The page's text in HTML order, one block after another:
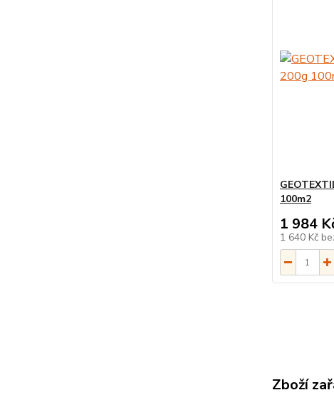
100m2
1 984
1 640 Kč
Zboží